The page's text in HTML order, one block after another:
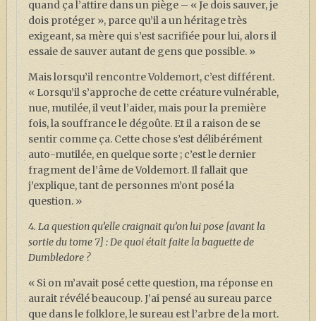
quand ça l’attire dans un piège – « Je dois sauver, je
dois protéger », parce qu’il a un héritage très
exigeant, sa mère qui s’est sacrifiée pour lui, alors il
essaie de sauver autant de gens que possible. »
Mais lorsqu’il rencontre Voldemort, c’est différent.
« Lorsqu’il s’approche de cette créature vulnérable,
nue, mutilée, il veut l’aider, mais pour la première
fois, la souffrance le dégoûte. Et il a raison de se
sentir comme ça. Cette chose s’est délibérément
auto-mutilée, en quelque sorte ; c’est le dernier
fragment de l’âme de Voldemort. Il fallait que
j’explique, tant de personnes m’ont posé la
question. »
4. La question qu’elle craignait qu’on lui pose [avant la
sortie du tome 7] : De quoi était faite la baguette de
Dumbledore ?
« Si on m’avait posé cette question, ma réponse en
aurait révélé beaucoup. J’ai pensé au sureau parce
que dans le folklore, le sureau est l’arbre de la mort.